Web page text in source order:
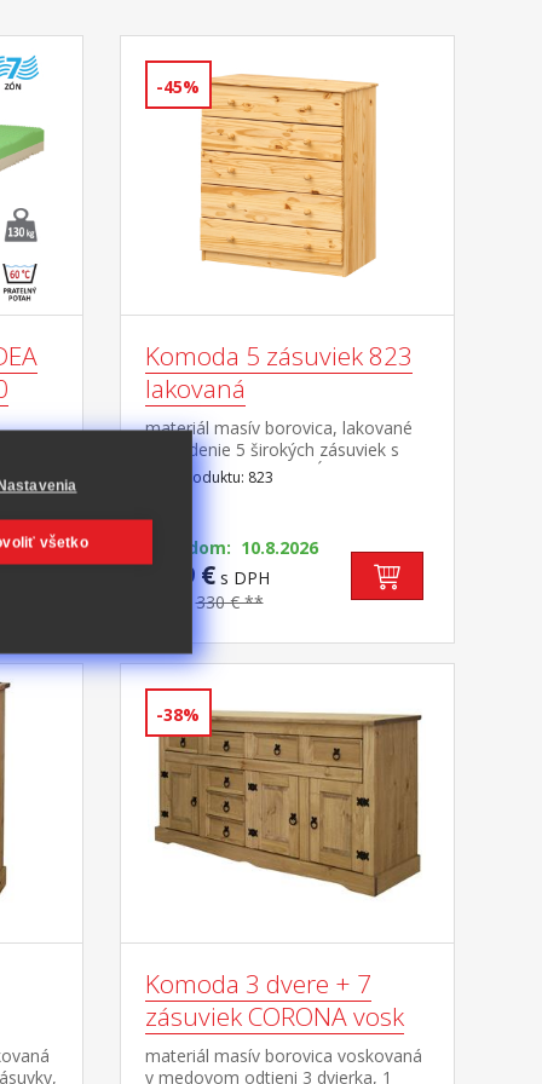
kg
-45%
Komoda 5 zásuviek 823
lakovaná
materiál masív borovica, lakované
prevedenie 5 širokých zásuviek s
kovovými pojazdmi, hĺbka zásuvky
Kód produktu: 823
Skladom: 10.8.2026
179 €s DPH
330 € **
-38%
Komoda 3 dvere + 7
zásuviek CORONA vosk
materiál masív borovica voskovaná
v medovom odtieni 3 dvierka, 1
všetko